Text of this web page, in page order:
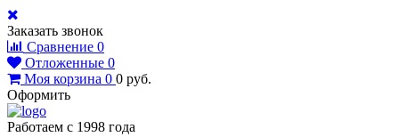
Заказать звонок
Сравнение 0
Отложенные 0
Моя корзина 0 0 руб.
Оформить
Работаем с 1998 года